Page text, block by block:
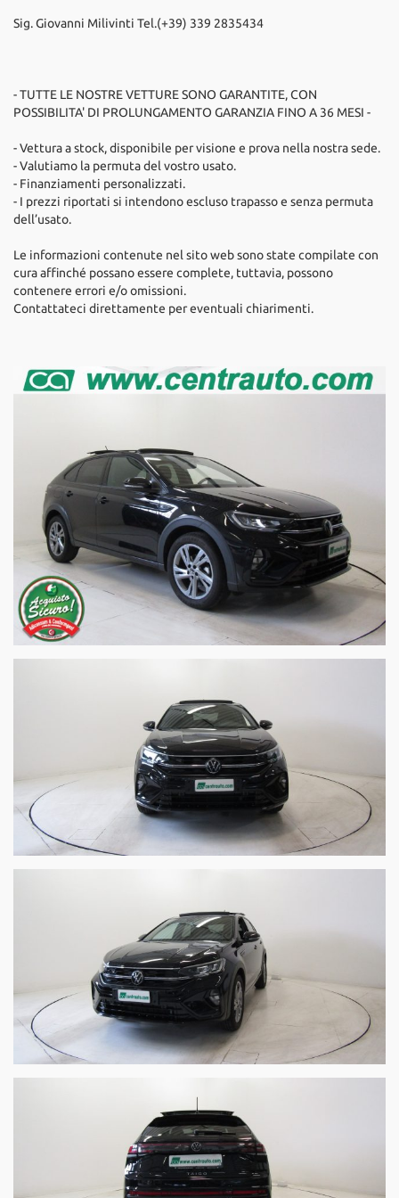
Sig. Giovanni Milivinti Tel.(+39) 339 2835434
- TUTTE LE NOSTRE VETTURE SONO GARANTITE, CON
POSSIBILITA' DI PROLUNGAMENTO GARANZIA FINO A 36 MESI -
- Vettura a stock, disponibile per visione e prova nella nostra sede.
- Valutiamo la permuta del vostro usato.
- Finanziamenti personalizzati.
- I prezzi riportati si intendono escluso trapasso e senza permuta
dell’usato.
Le informazioni contenute nel sito web sono state compilate con
cura affinché possano essere complete, tuttavia, possono
contenere errori e/o omissioni.
Contattateci direttamente per eventuali chiarimenti.